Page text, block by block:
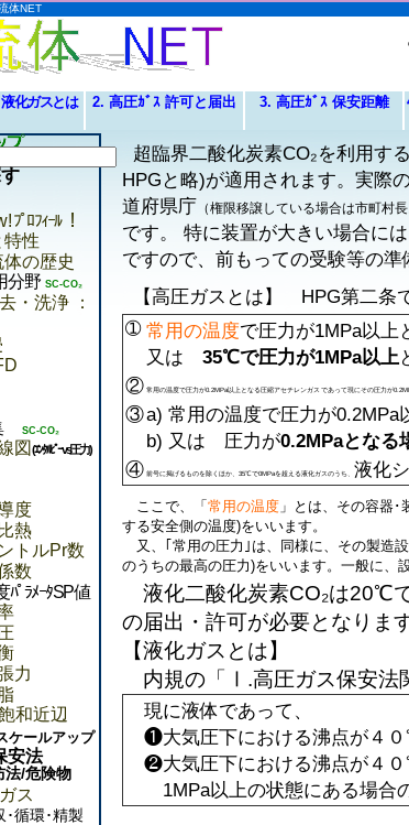
体NET
化ガスとは 2. 高圧ｶﾞｽ 許可と届出 3. 高圧ｶﾞｽ 保安距離
ﾌﾟﾛﾌｨｰﾙ ！
特性
の歴史
分野 SC-CO₂
・洗浄 ：
SC-CO₂
図 (ｴﾝﾀﾙﾋﾟｰvs圧力)
度
熱
トルPr数
数
ﾊﾟﾗﾒｰﾀSP値
力
和近辺
ケールアップ
安法
/危険物
ス
･循環･精製
超臨界二酸化炭素CO₂を利用す
HPGと略)が適用されます。実際
道府県庁 （権限移譲している場合は市町村
です。 特に装置が大きい場合に
ですので、前もっての受験等の準
【高圧ガスとは】 HPG第二条
➀ 常用の温度で圧力が1MPa以上
又は 35℃で圧力が1MPa以上
② 常用の温度で圧力が0.2MPa以上となる圧縮アセチレンガスであって現にその圧力が
③a) 常用の温度で圧力が0.2MPa
b) 又は 圧力が0.2MPaとなる
④ 前号に掲げるものを除くほか、35℃で0MPaを超える液化ガスのうち、 液化
ここで、「常用の温度 」とは、その容器
する安全側の温度)をいいます。
又、｢常用の圧力｣は、同様に、その製造
のうちの最高の圧力)をいいます。一般に、
液化二酸化炭素CO₂は20℃
の届出・許可が必要となります
【液化ガスとは】
内規の「Ⅰ.高圧ガス保安法
現に液体であって、
❶大気圧下における沸点が４
❷大気圧下における沸点が４０
1MPa以上の状態にある場合